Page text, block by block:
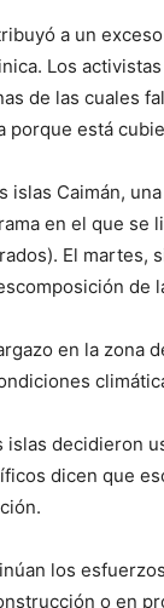
a un
Los
de las cuales
porque está
islas Caimán,
en el que se
El martes,
de
en la zona
islas decidieron
dicen que
los
o en